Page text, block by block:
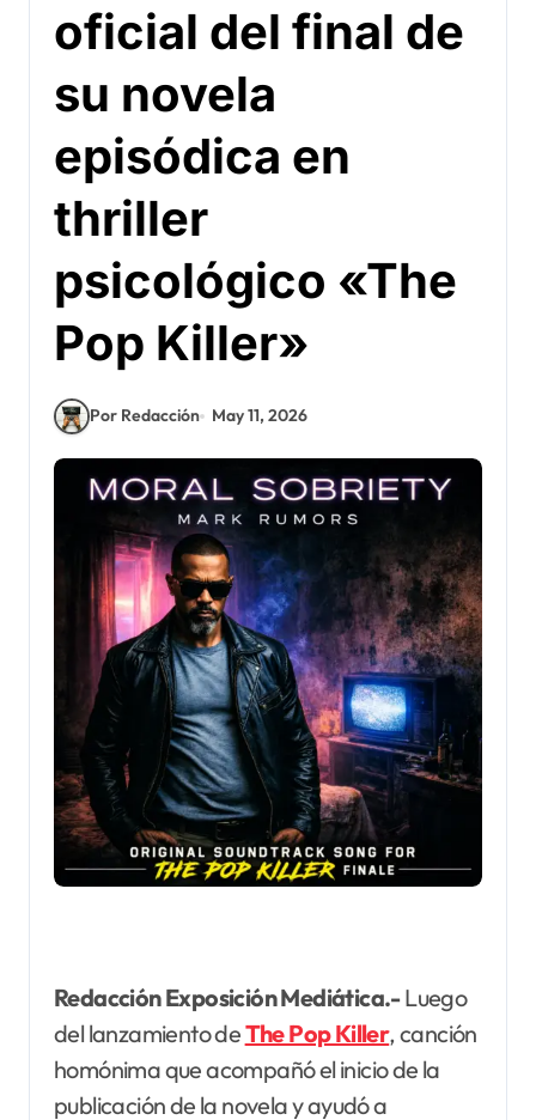
oficial del final de
su novela
episódica en
thriller
psicológico «The
Pop Killer»
Por Redacción May 11, 2026
Redacción Exposición Mediática.-Luego
del lanzamiento deThe Pop Killer, canción
homónima que acompañó el inicio de la
publicación de la novela y ayudó a